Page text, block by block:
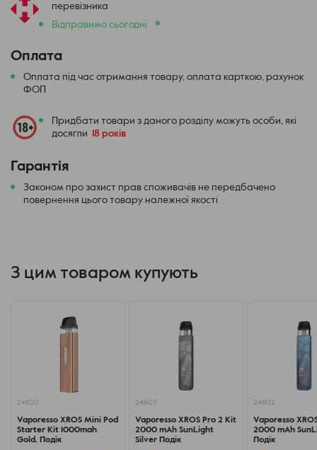
перевізника
Відправимо сьогодні
*
Оплата
Оплата під час отримання товару, оплата карткою, рахунок
ФОП
Придбати товари з даного розділу можуть особи, які
досягли
18 років
Гарантія
Законом про захист прав споживачів не передбачено
повернення цього товару належної якості
З цим товаром купують
24620
Vaporesso XROS Mini Pod
Starter Kit 1000mah
Gold, Подік
24603
Vaporesso XROS Pro 2 Kit
2000 mAh SunLight
Silver Подік
24602
Vaporesso
2000 mAh
Подік